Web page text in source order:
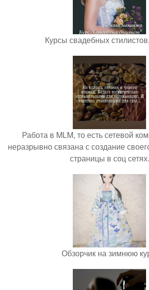
Курсы свадебных
Работа в MLM, то есть сетевой
неразрывно связана с создание
страницы в соц сетях.
Обзорчик на зимнюю